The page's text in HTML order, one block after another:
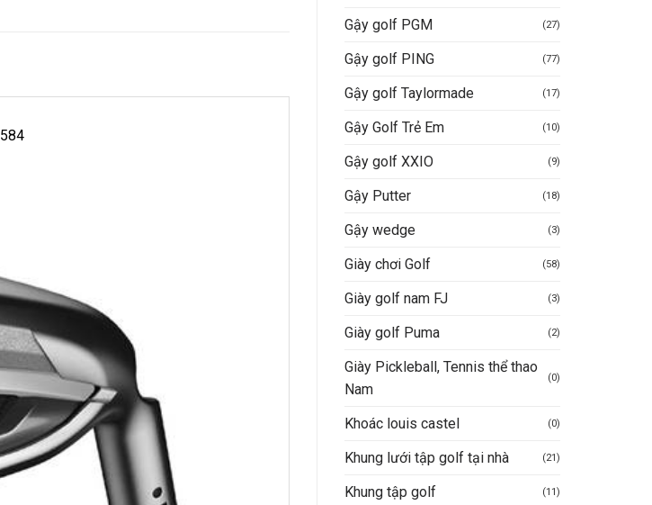
Gậy golf PGM (27)
Gậy golf PING (77)
Gậy golf Taylormade (17)
Gậy Golf Trẻ Em (10)
Gậy golf XXIO (9)
Gậy Putter (18)
Gậy wedge (3)
Giày chơi Golf (58)
Giày golf nam FJ (3)
Giày golf Puma (2)
Giày Pickleball, Tennis thể thao
Nam
(0)
Khoác louis castel (0)
Khung lưới tập golf tại nhà (21)
Khung tập golf (11)